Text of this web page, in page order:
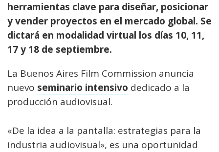
herramientas clave para diseñar, posicionar
y vender proyectos en el mercado global. Se
dictará en modalidad virtual los días 10, 11,
17 y 18 de septiembre.
La Buenos Aires Film Commission anuncia
nuevo seminario intensivo dedicado a la
producción audiovisual.
«De la idea a la pantalla: estrategias para la
industria audiovisual», es una oportunidad